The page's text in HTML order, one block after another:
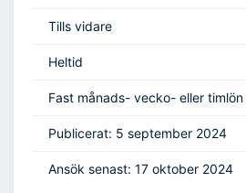
Tills vidare
Heltid
Fast månads- vecko- eller timlön
Publicerat: 5 september 2024
Ansök senast: 17 oktober 2024